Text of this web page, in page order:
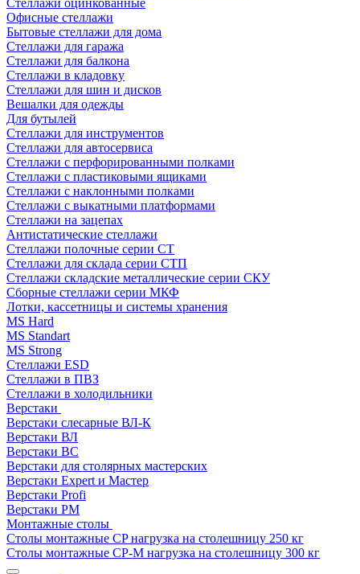
Стеллажи оцинкованные
Офисные стеллажи
Бытовые стеллажи для дома
Стеллажи для гаража
Стеллажи для балкона
Стеллажи в кладовку
Стеллажи для шин и дисков
Вешалки для одежды
Для бутылей
Стеллажи для инструментов
Стеллажи для автосервиса
Стеллажи с перфорированными полками
Стеллажи с пластиковыми ящиками
Стеллажи с наклонными полками
Стеллажи с выкатными платформами
Стеллажи на зацепах
Антистатические стеллажи
Стеллажи полочные серии СТ
Стеллажи для склада серии СТП
Стеллажи складские металлические серии СКУ
Сборные стеллажи серии МКФ
Лотки, кассетницы и системы хранения
MS Hard
MS Standart
MS Strong
Стеллажи ESD
Стеллажи в ПВЗ
Стеллажи в холодильники
Верстаки
Верстаки слесарные ВЛ-К
Верстаки ВЛ
Верстаки ВС
Верстаки для столярных мастерских
Верстаки Expert и Мастер
Верстаки Profi
Верстаки РМ
Монтажные столы
Столы монтажные СP нагрузка на столешницу 250 кг
Столы монтажные СР-М нагрузка на столешницу 300 кг